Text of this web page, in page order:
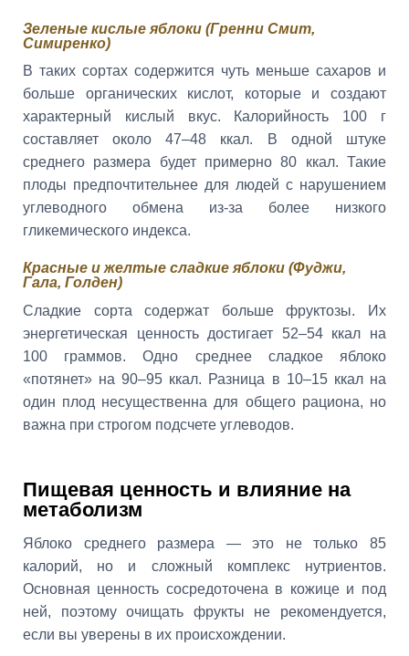
Зеленые кислые яблоки (Гренни Смит,
Симиренко)
В таких сортах содержится чуть меньше сахаров и
больше органических кислот, которые и создают
характерный кислый вкус. Калорийность 100 г
составляет около 47–48 ккал. В одной штуке
среднего размера будет примерно 80 ккал. Такие
плоды предпочтительнее для людей с нарушением
углеводного обмена из-за более низкого
гликемического индекса.
Красные и желтые сладкие яблоки (Фуджи,
Гала, Голден)
Сладкие сорта содержат больше фруктозы. Их
энергетическая ценность достигает 52–54 ккал на
100 граммов. Одно среднее сладкое яблоко
«потянет» на 90–95 ккал. Разница в 10–15 ккал на
один плод несущественна для общего рациона, но
важна при строгом подсчете углеводов.
Пищевая ценность и влияние на
метаболизм
Яблоко среднего размера — это не только 85
калорий, но и сложный комплекс нутриентов.
Основная ценность сосредоточена в кожице и под
ней, поэтому очищать фрукты не рекомендуется,
если вы уверены в их происхождении.